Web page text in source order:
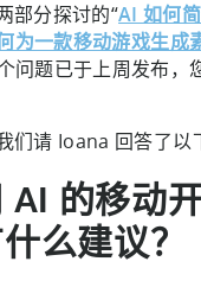
部分探讨的“AI 如何
为一款移动游戏生成
问题已于上周发布，
们请 Ioana 回答了以
AI 的移动
么建议？